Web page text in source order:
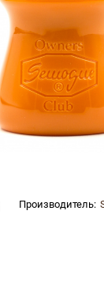
Производитель: